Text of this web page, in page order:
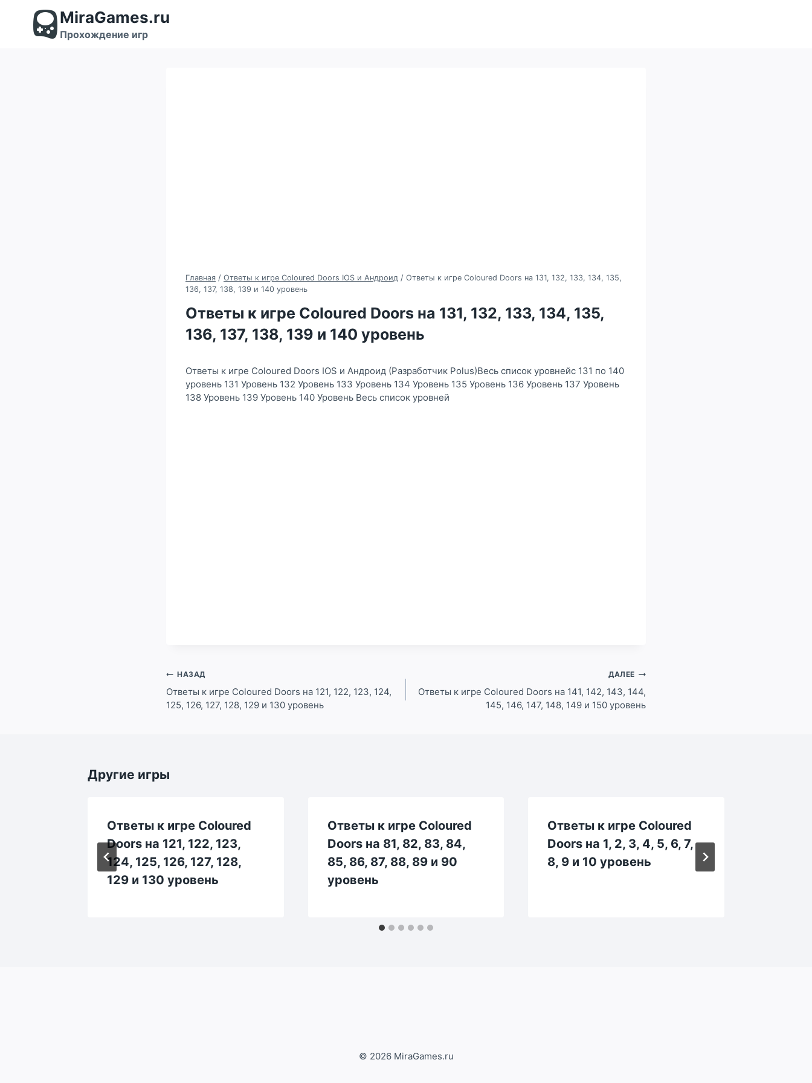
содержимому
MiraGames.ru
Прохождение игр
Главная / Ответы к игре Coloured Doors IOS и Андроид / Ответы к игре Coloured Doors на 131, 132, 133, 134, 135,
136, 137, 138, 139 и 140 уровень
Ответы к игре Coloured Doors на 131, 132, 133, 134, 135,
136, 137, 138, 139 и 140 уровень
Ответы к игре Coloured Doors IOS и Андроид (Разработчик Polus)Весь список уровнейс 131 по 140
уровень 131 Уровень 132 Уровень 133 Уровень 134 Уровень 135 Уровень 136 Уровень 137 Уровень
138 Уровень 139 Уровень 140 Уровень Весь список уровней
Навигация
по
записям
НАЗАД
Ответы к игре Coloured Doors на 121, 122, 123, 124,
125, 126, 127, 128, 129 и 130 уровень
ДАЛЕЕ
Ответы к игре Coloured Doors на 141, 142, 143, 144,
145, 146, 147, 148, 149 и 150 уровень
Другие игры
Ответы к игре Coloured
Doors на 121, 122, 123,
124, 125, 126, 127, 128,
129 и 130 уровень
Ответы к игре Coloured
Doors на 81, 82, 83, 84,
85, 86, 87, 88, 89 и 90
уровень
Ответы к игре Coloured
Doors на 1, 2, 3, 4, 5, 6, 7,
8, 9 и 10 уровень
© 2026 MiraGames.ru